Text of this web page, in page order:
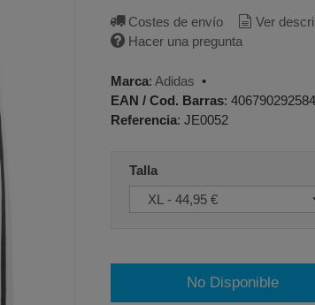
Costes de envío
Ver
Hacer una pregunta
Marca: Adidas •
EAN / Cod. Barras:
Referencia: JE0052
Talla
No Disponible